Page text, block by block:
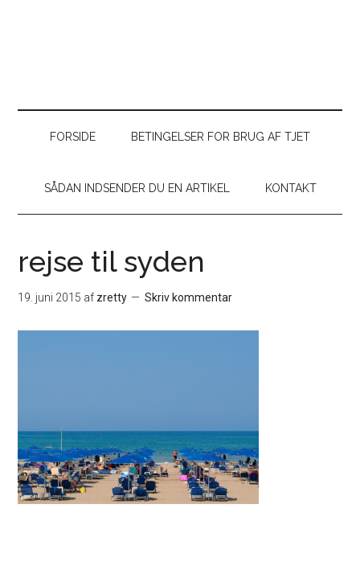
FORSIDE BETINGELSER FOR BRUG AF TJET
SÅDAN INDSENDER DU EN ARTIKEL KONTAKT
rejse til syden
19. juni 2015 af zretty Skriv kommentar